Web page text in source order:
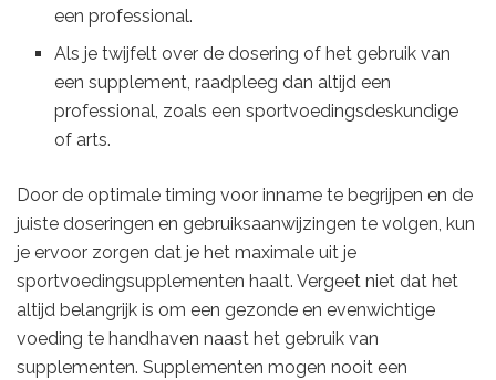
een professional.
Als je twijfelt over de dosering of het gebruik van
een supplement, raadpleeg dan altijd een
professional, zoals een sportvoedingsdeskundige
of arts.
Door de optimale timing voor inname te begrijpen en de
juiste doseringen en gebruiksaanwijzingen te volgen, kun
je ervoor zorgen dat je het maximale uit je
sportvoedingsupplementen haalt. Vergeet niet dat het
altijd belangrijk is om een gezonde en evenwichtige
voeding te handhaven naast het gebruik van
supplementen. Supplementen mogen nooit een